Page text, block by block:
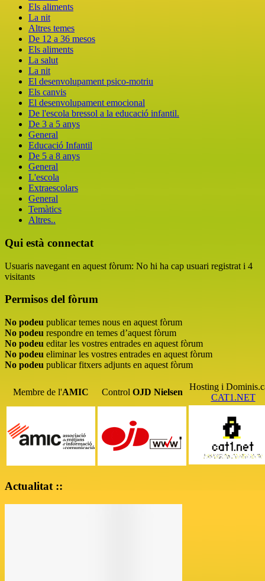
Els aliments
La nit
Altres temes
De 12 a 36 mesos
Els aliments
La salut
La nit
El desenvolupament psico-motriu
Els canvis
El desenvolupament emocional
De l'escola bressol a la educació infantil.
De 3 a 5 anys
General
Educació Infantil
De 5 a 8 anys
General
L'escola
Extraescolars
General
Temàtics
Altres..
Qui està connectat
Usuaris navegant en aquest fòrum: No hi ha cap usuari registrat i 4
visitants
Permisos del fòrum
No podeu publicar temes nous en aquest fòrum
No podeu respondre en temes d’aquest fòrum
No podeu editar les vostres entrades en aquest fòrum
No podeu eliminar les vostres entrades en aquest fòrum
No podeu publicar fitxers adjunts en aquest fòrum
Membre de l'AMIC Control OJD Nielsen
Hosting i
CAT1.NET
Actualitat ::